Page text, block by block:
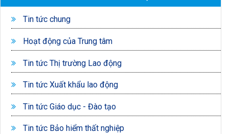
Tin tức chung
Hoạt động của Trung tâm
Tin tức Thị trường Lao động
Tin tức Xuất khẩu lao động
Tin tức Giáo dục - Đào tạo
Tin tức Bảo hiểm thất nghiệp